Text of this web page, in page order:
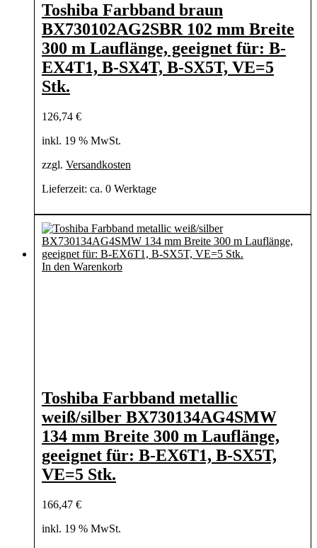
Toshiba Farbband braun
BX730102AG2SBR 102 mm Breite
300 m Lauflänge, geeignet für: B-
EX4T1, B-SX4T, B-SX5T, VE=5
Stk.
126,74 €
inkl. 19 % MwSt.
zzgl. Versandkosten
Lieferzeit: ca. 0 Werktage
In den Warenkorb
Toshiba Farbband metallic
weiß/silber BX730134AG4SMW
134 mm Breite 300 m Lauflänge,
geeignet für: B-EX6T1, B-SX5T,
VE=5 Stk.
166,47 €
inkl. 19 % MwSt.